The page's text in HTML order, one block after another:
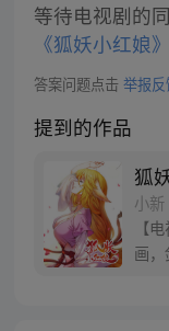
等待电视剧的
《狐妖小红娘》
答案问题点击 举报反
提到的作品
狐
小新
【
画